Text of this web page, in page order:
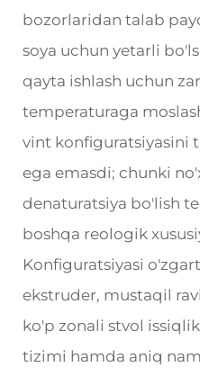
bozorlaridan talab
soya uchun yetarli
qayta ishlash uchun
temperaturaga
vint konfiguratsiyasini
ega emasdi; chunki
denaturatsiya bo'lish
boshqa reologik
Konfiguratsiyasi
ekstruder, mustaqil
ko'p zonali stvol
tizimi hamda aniq